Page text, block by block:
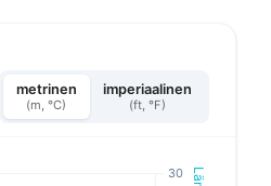
metrinen
(m, °C)
imperiaalinen
(ft, °F)